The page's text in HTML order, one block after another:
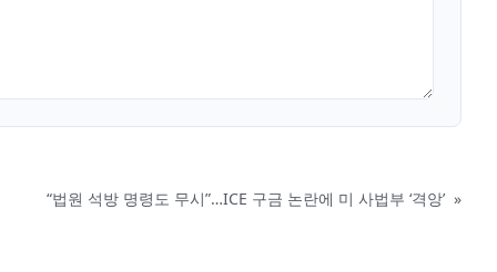
“법원 석방 명령도 무시”…ICE 구금 논란에 미 사법부 ‘격앙’ »